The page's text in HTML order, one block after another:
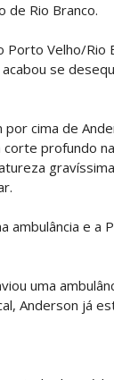
de Rio Branco.
Velho/Rio
se
cima de
corte profundo
e a
uma
Anderson já